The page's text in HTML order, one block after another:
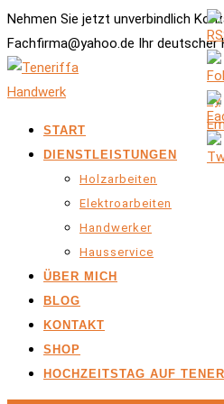
Nehmen Sie jetzt unverbindlich
Fachfirma@yahoo.de Ihr
START
DIENSTLEISTUNGEN
Holzarbeiten
Elektroarbeiten
Handwerker
Hausservice
ÜBER MICH
BLOG
KONTAKT
SHOP
HOCHZEITSTAG AUF